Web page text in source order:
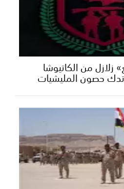
زلازل من الكاتيوشا
تدك حصون المليشيات